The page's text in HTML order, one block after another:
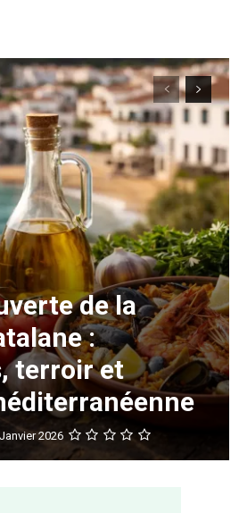
de la
:
terroir et
2026